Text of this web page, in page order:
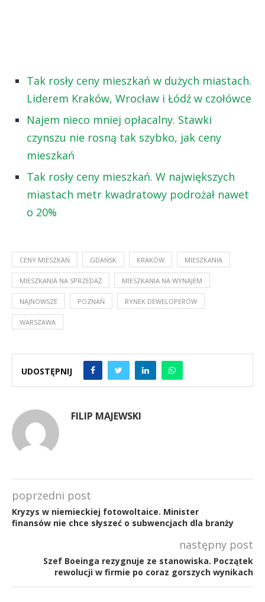
Tak rosły ceny mieszkań w dużych miastach.
Liderem Kraków, Wrocław i Łódź w czołówce
Najem nieco mniej opłacalny. Stawki
czynszu nie rosną tak szybko, jak ceny
mieszkań
Tak rosły ceny mieszkań. W największych
miastach metr kwadratowy podrożał nawet
o 20%
CENY MIESZKAŃ GDAŃSK KRAKÓW MIESZKANIA
MIESZKANIA NA SPRZEDAŻ MIESZKANIA NA WYNAJEM
NAJNOWSZE POZNAŃ RYNEK DEWELOPERÓW
WARSZAWA
UDOSTĘPNIJ
FILIP MAJEWSKI
poprzedni post
Kryzys w niemieckiej fotowoltaice. Minister
finansów nie chce słyszeć o subwencjach dla branży
następny post
Szef Boeinga rezygnuje ze stanowiska. Początek
rewolucji w firmie po coraz gorszych wynikach